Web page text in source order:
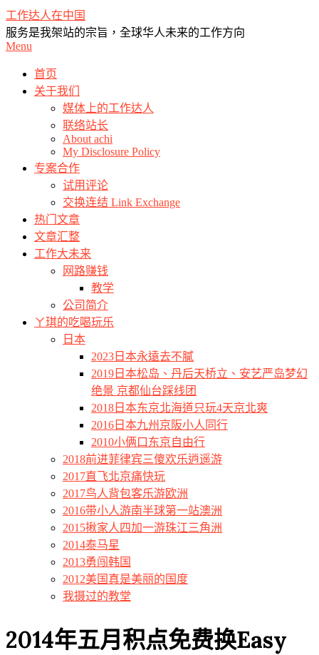
Skip
to
content
工作达人在中国
服务是我架站的宗旨，全球华人未来的工作方向
Primary
Menu
Menu
首页
关于我们
媒体上的工作达人
联络站长
About achi
My Disclosure Policy
专案合作
试用评论
交换连结 Link Exchange
热门文章
文章汇整
工作大未来
网路赚钱
教学
公司简介
ㄚ琪的吃喝玩乐
日本
2023日本永遠去不膩
2019日本松岛、丹后天桥立、安艺严岛梦幻
绝景 京都仙台踩线团
2018日本东京北海道只玩4天京北爽
2016日本九州京阪小人同行
2010小俩口东京自由行
2018前进菲律宾三傻欢乐逍遥游
2017直飞北京痛快玩
2017鸟人背包客乐游欧洲
2016带小人游南半球第一站澳洲
2015揪家人四加一游珠江三角洲
2014泰马星
2013勇闯韩国
2012美国真是美丽的国度
我摄过的教堂
2014年五月积点免费换Easy